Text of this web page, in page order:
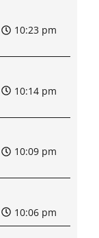
10:23 pm
10:14 pm
10:09 pm
10:06 pm